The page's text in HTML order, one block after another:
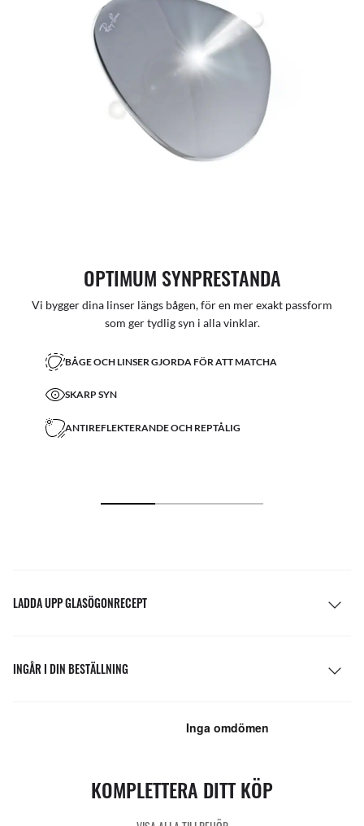
OPTIMUM SYNPRESTANDA
Vi bygger dina linser längs bågen, för en mer exakt passform
som ger tydlig syn i alla vinklar.
BÅGE OCH LINSER GJORDA FÖR ATT MATCHA
SKARP SYN
ANTIREFLEKTERANDE OCH REPTÅLIG
LADDA UPP GLASÖGONRECEPT
INGÅR I DIN BESTÄLLNING
KOMPLETTERA DITT KÖP